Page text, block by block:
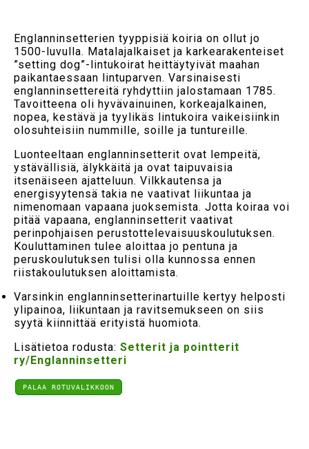
Englanninsetterien tyyppisiä koiria on ollut jo
1500-luvulla. Matalajalkaiset ja karkearakenteiset
”setting dog”-lintukoirat heittäytyivät maahan
paikantaessaan lintuparven. Varsinaisesti
englanninsettereitä ryhdyttiin jalostamaan 1785.
Tavoitteena oli hyvävainuinen, korkeajalkainen,
nopea, kestävä ja tyylikäs lintukoira vaikeisiinkin
olosuhteisiin nummille, soille ja tuntureille.
Luonteeltaan englanninsetterit ovat lempeitä,
ystävällisiä, älykkäitä ja ovat taipuvaisia
itsenäiseen ajatteluun. Vilkkautensa ja
energisyytensä takia ne vaativat liikuntaa ja
nimenomaan vapaana juoksemista. Jotta koiraa voi
pitää vapaana, englanninsetterit vaativat
perinpohjaisen perustottelevaisuuskoulutuksen.
Kouluttaminen tulee aloittaa jo pentuna ja
peruskoulutuksen tulisi olla kunnossa ennen
riistakoulutuksen aloittamista.
Varsinkin englanninsetterinartuille kertyy helposti
ylipainoa, liikuntaan ja ravitsemukseen on siis
syytä kiinnittää erityistä huomiota.
Lisätietoa rodusta: Setterit ja pointterit
ry/Englanninsetteri
PALAA ROTUVALIKKOON